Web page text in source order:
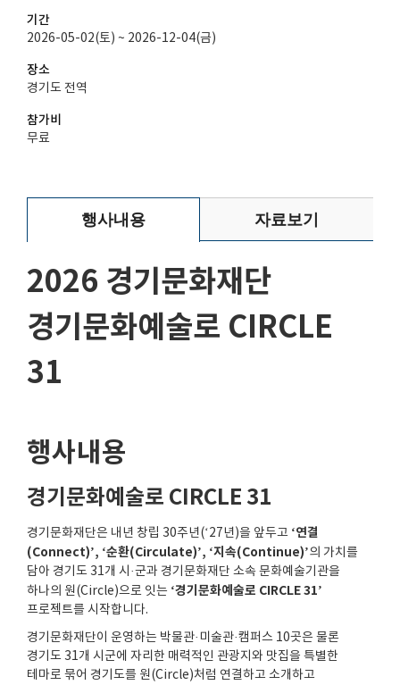
기간
2026-05-02(토) ~ 2026-12-04(금)
장소
경기도 전역
참가비
무료
행사내용 자료보기
2026 경기문화재단
경기문화예술로 CIRCLE
31
행사내용
경기문화예술로 CIRCLE 31
경기문화재단은 내년 창립 30주년(‘27년)을 앞두고 ‘연결
(Connect)’, ‘순환(Circulate)’, ‘지속(Continue)’의 가치를
담아 경기도31개 시 ·군과 경기문화재단 소속 문화예술기관을
하나의 원(Circle)으로 잇는 ‘경기문화예술로 CIRCLE 31’
프로젝트를 시작합니다.
경기문화재단이 운영하는 박물관·미술관·캠퍼스 10곳은 물론
경기도31개 시군에 자리한 매력적인 관광지와 맛집을 특별한
테마로 묶어 경기도를 원(Circle)처럼 연결하고 소개하고